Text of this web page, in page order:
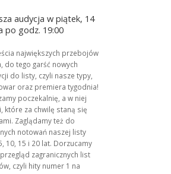
audycja w piątek, 14
po godz. 19:00
największych przebojów
do tego garść nowych
do listy, czyli nasze typy,
oraz premiera tygodnia!
poczekalnię, a w niej
które za chwilę staną się
Zaglądamy też do
notowań naszej listy
10, 15 i 20 lat. Dorzucamy
zagranicznych list
czyli hity numer 1 na